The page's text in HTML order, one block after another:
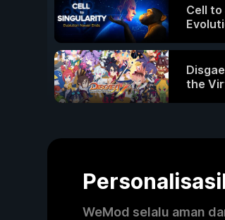
Cell
the
WeMod selalu aman